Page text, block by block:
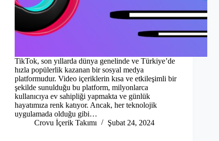
TikTok, son yıllarda dünya genelinde ve Türkiye’de
hızla popülerlik kazanan bir sosyal medya
platformudur. Video içeriklerin kısa ve etkileşimli bir
şekilde sunulduğu bu platform, milyonlarca
kullanıcıya ev sahipliği yapmakta ve günlük
hayatımıza renk katıyor. Ancak, her teknolojik
uygulamada olduğu gibi…
Crovu İçerik Takımı
Şubat 24, 2024